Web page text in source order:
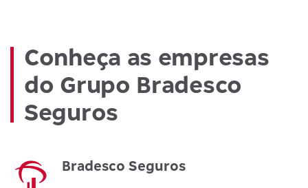
Conheça as empresas
do Grupo Bradesco
Seguros
Bradesco Seguros